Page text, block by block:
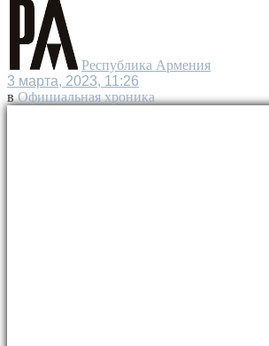
Республика Армения
3 марта, 2023, 11:26
в Официальная хроника